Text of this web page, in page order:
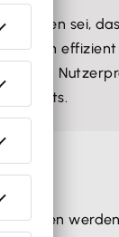
sei,
effizient
von